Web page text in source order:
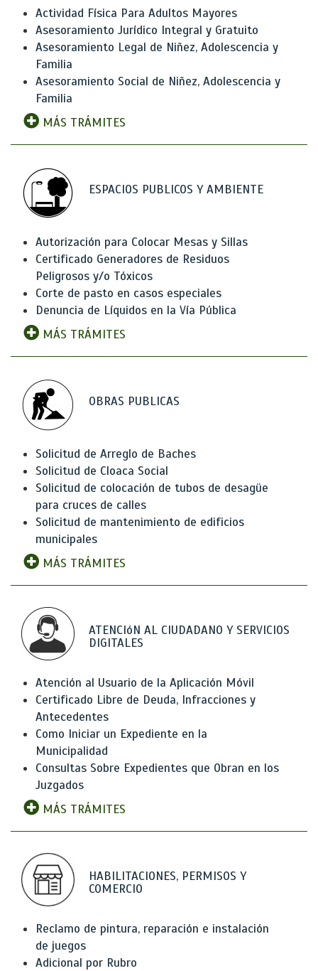
Actividad Física Para Adultos Mayores
Asesoramiento Jurídico Integral y Gratuito
Asesoramiento Legal de Niñez, Adolescencia y
Familia
Asesoramiento Social de Niñez, Adolescencia y
Familia
MÁS TRÁMITES
ESPACIOS PUBLICOS Y AMBIENTE
Autorización para Colocar Mesas y Sillas
Certificado Generadores de Residuos
Peligrosos y/o Tóxicos
Corte de pasto en casos especiales
Denuncia de Líquidos en la Vía Pública
MÁS TRÁMITES
OBRAS PUBLICAS
Solicitud de Arreglo de Baches
Solicitud de Cloaca Social
Solicitud de colocación de tubos de desagüe
para cruces de calles
Solicitud de mantenimiento de edificios
municipales
MÁS TRÁMITES
ATENCIóN AL CIUDADANO Y SERVICIOS
DIGITALES
Atención al Usuario de la Aplicación Móvil
Certificado Libre de Deuda, Infracciones y
Antecedentes
Como Iniciar un Expediente en la
Municipalidad
Consultas Sobre Expedientes que Obran en los
Juzgados
MÁS TRÁMITES
HABILITACIONES, PERMISOS Y
COMERCIO
Reclamo de pintura, reparación e instalación
de juegos
Adicional por Rubro